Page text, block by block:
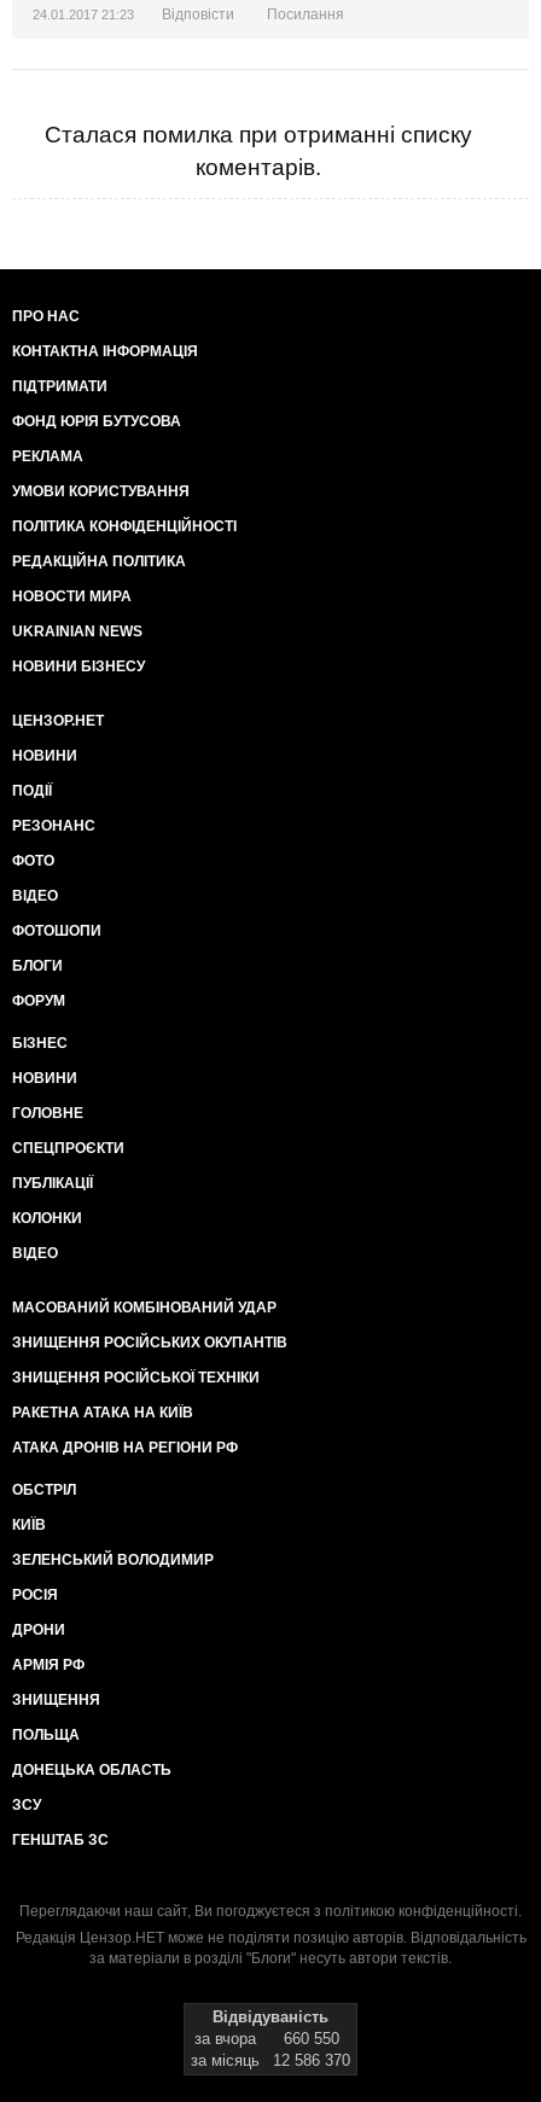
24.01.2017 21:23 Відповісти Посилання
Сталася помилка при отриманні списку
коментарів.
ПРО НАС
КОНТАКТНА ІНФОРМАЦІЯ
ПІДТРИМАТИ
ФОНД ЮРІЯ БУТУСОВА
РЕКЛАМА
УМОВИ КОРИСТУВАННЯ
ПОЛІТИКА КОНФІДЕНЦІЙНОСТІ
РЕДАКЦІЙНА ПОЛІТИКА
НОВОСТИ МИРА
UKRAINIAN NEWS
НОВИНИ БІЗНЕСУ
ЦЕНЗОР.НЕТ
НОВИНИ
ПОДІЇ
РЕЗОНАНС
ФОТО
ВІДЕО
ФОТОШОПИ
БЛОГИ
ФОРУМ
БІЗНЕС
НОВИНИ
ГОЛОВНЕ
СПЕЦПРОЄКТИ
ПУБЛІКАЦІЇ
КОЛОНКИ
ВІДЕО
МАСОВАНИЙ КОМБІНОВАНИЙ УДАР
ЗНИЩЕННЯ РОСІЙСЬКИХ ОКУПАНТІВ
ЗНИЩЕННЯ РОСІЙСЬКОЇ ТЕХНІКИ
РАКЕТНА АТАКА НА КИЇВ
АТАКА ДРОНІВ НА РЕГІОНИ РФ
ОБСТРІЛ
КИЇВ
ЗЕЛЕНСЬКИЙ ВОЛОДИМИР
РОСІЯ
ДРОНИ
АРМІЯ РФ
ЗНИЩЕННЯ
ПОЛЬЩА
ДОНЕЦЬКА ОБЛАСТЬ
ЗСУ
ГЕНШТАБ ЗС
Переглядаючи наш сайт, Ви погоджуєтеся з політикою конфіденційності.
Редакція Цензор.НЕТ може не поділяти позицію авторів. Відповідальність
за матеріали в розділі "Блоги" несуть автори текстів.
Відвідуваність
за вчора
660 550
за місяць
12 586 370